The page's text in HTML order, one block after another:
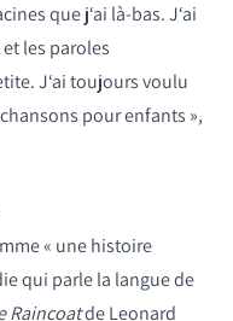
que j‘ai là-bas. J‘ai
les paroles
J‘ai toujours voulu
pour enfants »,
« une histoire
qui parle la langue de
Raincoatde Leonard